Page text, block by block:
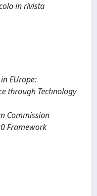
in rivista
EUrope:
through Technology
Commission
Framework